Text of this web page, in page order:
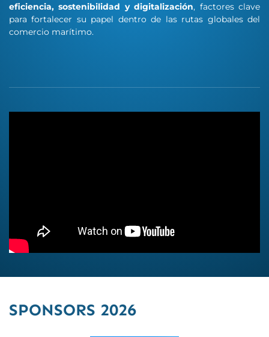
eficiencia, sostenibilidad y digitalización, factores clave
para fortalecer su papel dentro de las rutas globales del
comercio marítimo.
SPONSORS 2026